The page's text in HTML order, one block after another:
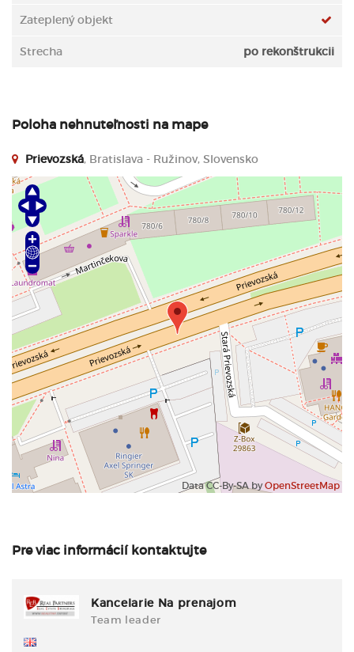
Zateplený objekt
Strecha po rekonštrukcii
Poloha nehnuteľnosti na mape
Prievozská, Bratislava - Ružinov, Slovensko
Data CC-By-SA byOpenStreetMap
Pre viac informácií kontaktujte
Kancelarie Na prenajom
Team leader